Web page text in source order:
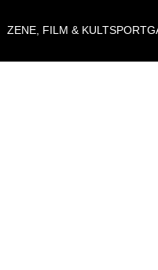
ZENE, FILM & KULTSPORT